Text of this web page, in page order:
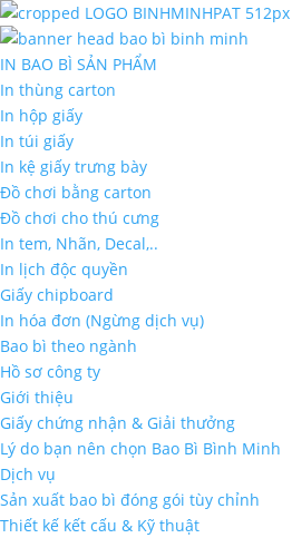
IN BAO BÌ SẢN PHẨM
In thùng carton
In hộp giấy
In túi giấy
In kệ giấy trưng bày
Đồ chơi bằng carton
Đồ chơi cho thú cưng
In tem, Nhãn, Decal,..
In lịch độc quyền
Giấy chipboard
In hóa đơn (Ngừng dịch vụ)
Bao bì theo ngành
Hồ sơ công ty
Giới thiệu
Giấy chứng nhận & Giải thưởng
Lý do bạn nên chọn Bao Bì Bình Minh
Dịch vụ
Sản xuất bao bì đóng gói tùy chỉnh
Thiết kế kết cấu & Kỹ thuật